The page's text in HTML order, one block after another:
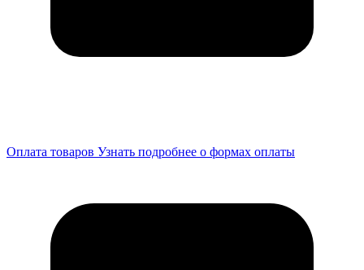
Оплата товаров Узнать подробнее о формах оплаты